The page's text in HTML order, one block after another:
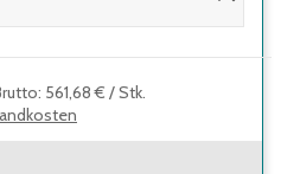
: 561,68 € /Stk.